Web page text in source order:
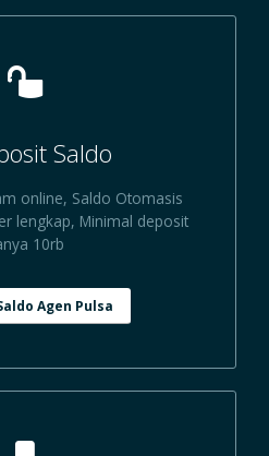
Saldo
online, Saldo Otomasis
lengkap, Minimal deposit
10rb
Agen Pulsa